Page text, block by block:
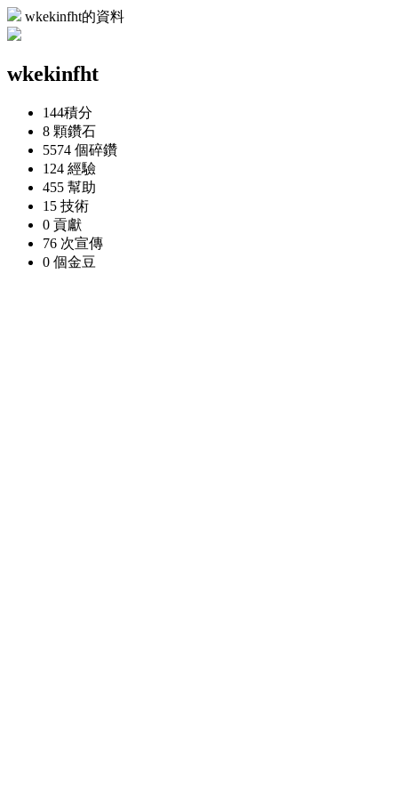
wkekinfht的資料
wkekinfht
144積分
8 顆鑽石
5574 個碎鑽
124 經驗
455 幫助
15 技術
0 貢獻
76 次宣傳
0 個金豆